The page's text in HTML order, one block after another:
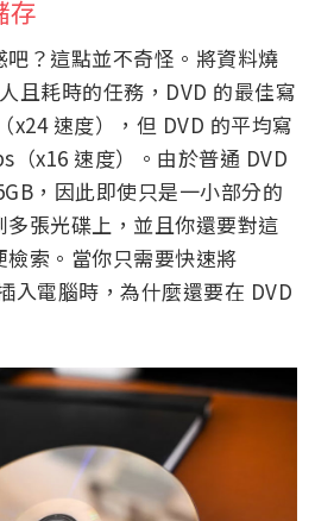
存
？這點並不奇怪。將資料燒
且耗時的任務，DVD 的最佳寫
x24 速度），但 DVD 的平均寫
（x16 速度）。由於普通 DVD
，因此即使只是一小部分的
張光碟上，並且你還要對這
索。當你只需要快速將
入電腦時，為什麼還要在 DVD